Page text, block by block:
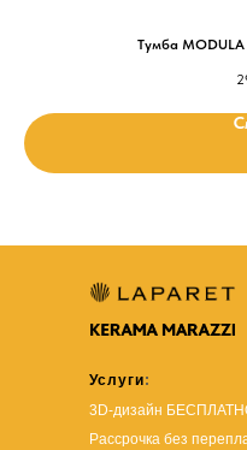
Тумба
Услуги:
3D-дизайн
Рассрочка без